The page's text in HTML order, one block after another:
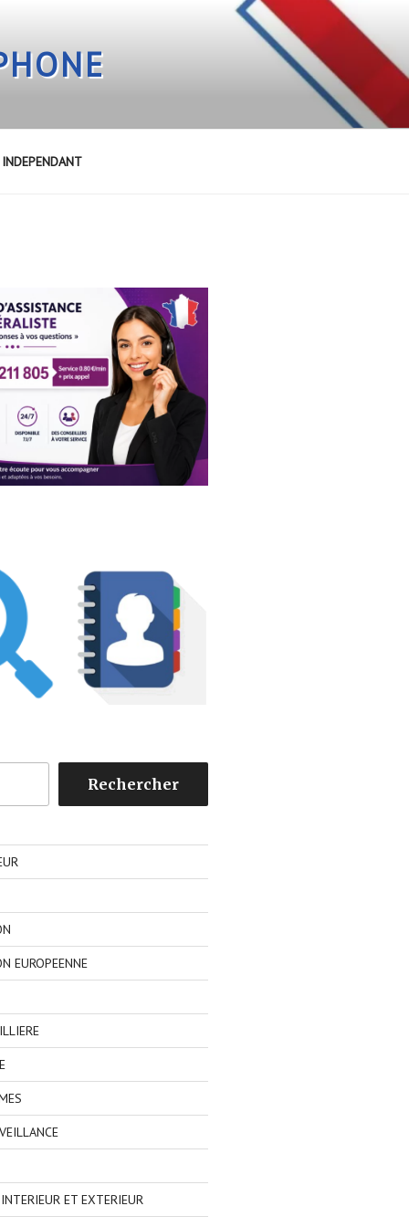
Rechercher
EUROPEENNE
ET EXTERIEUR